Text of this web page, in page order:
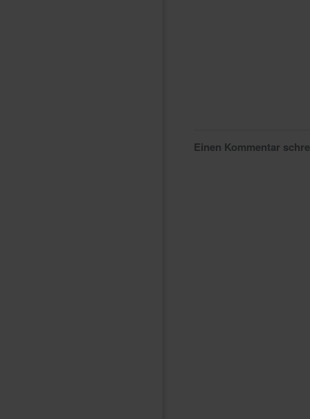
Einen Kommentar